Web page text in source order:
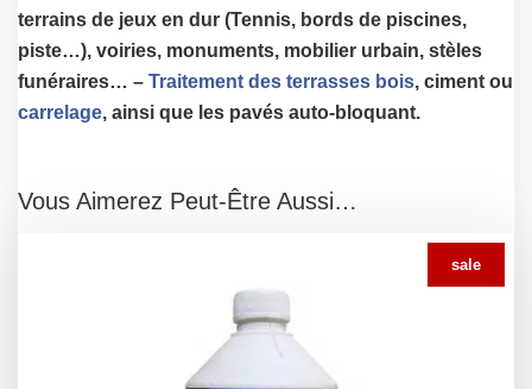
terrains de jeux en dur (Tennis, bords de piscines,
piste…), voiries, monuments, mobilier urbain, stèles
funéraires… – Traitement des terrasses bois, ciment ou
carrelage, ainsi que les pavés auto-bloquant.
Vous Aimerez Peut-Être Aussi…
sale